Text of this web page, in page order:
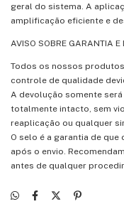
geral do sistema. A
amplificação eficiente e
AVISO SOBRE GARANTIA E
Todos os nossos
controle de qualidade
A devolução somente
totalmente intacto, sem
reaplicação ou qualquer
O selo é a garantia de
após o envio.
antes de qualquer